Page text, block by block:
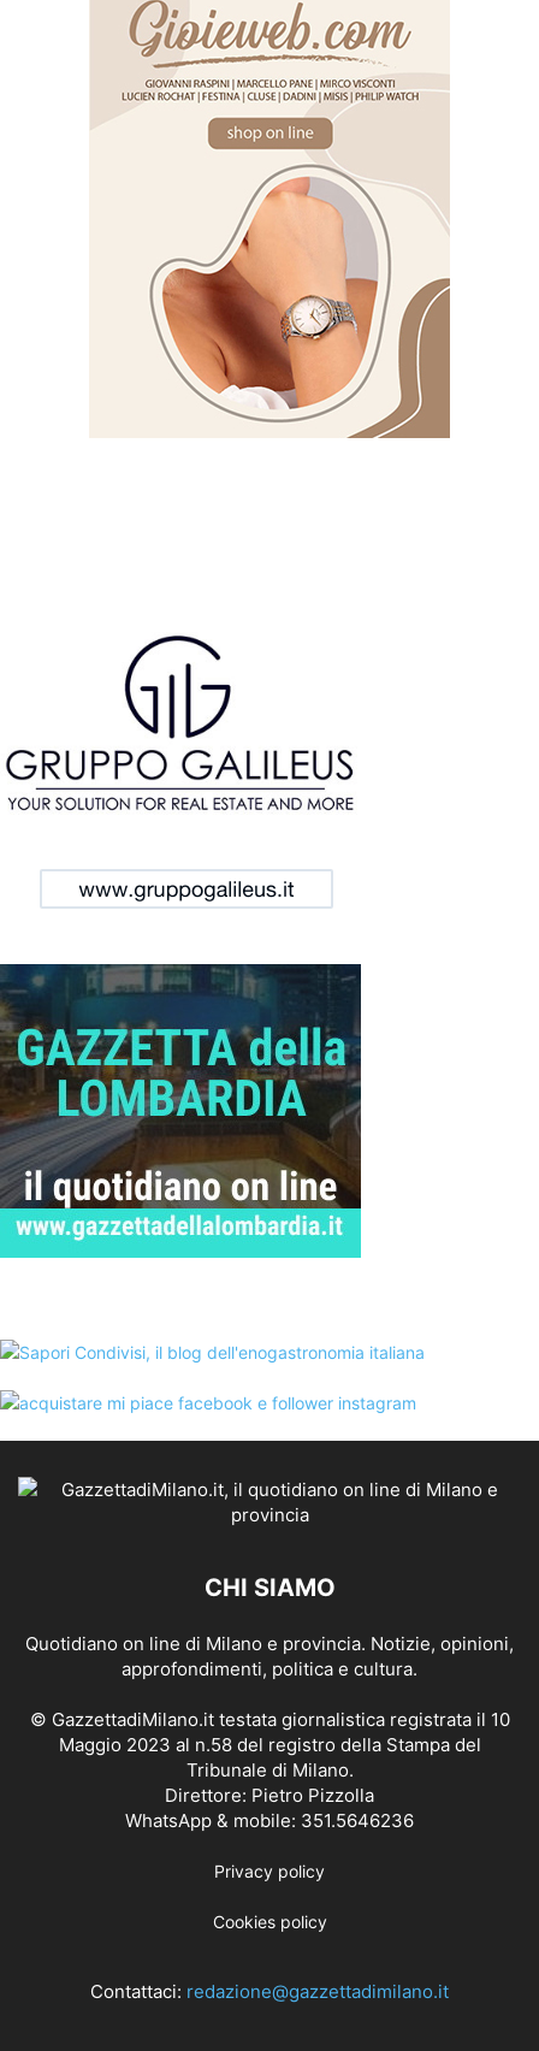
CHI SIAMO
Quotidiano on line di Milano e provincia. Notizie, opinioni,
approfondimenti, politica e cultura.
© GazzettadiMilano.it testata giornalistica registrata il 10
Maggio 2023 al n.58 del registro della Stampa del
Tribunale di Milano.
Direttore: Pietro Pizzolla
WhatsApp & mobile: 351.5646236
Privacy policy
Cookies policy
Contattaci: redazione@gazzettadimilano.it